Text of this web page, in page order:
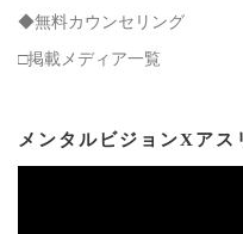
◆無料カウンセリング
□掲載メディア一覧
メンタルビジョンXアス